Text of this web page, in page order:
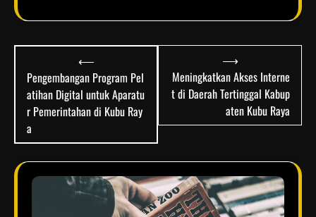
navigation
⟵
Pengembangan Program Pel
atihan Digital untuk Aparatu
r Pemerintahan di Kubu Ray
a
Meningkatkan Akses Interne
t di Daerah Tertinggal Kabup
aten Kubu Raya
⟶